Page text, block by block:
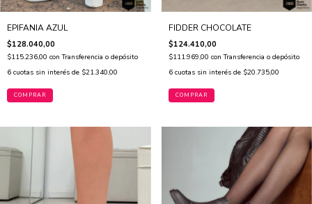
EPIFANIA AZUL
$128.040,00
$115.236,00 con Transferencia o depósito
6 cuotas sin interés de $21.340,00
COMPRAR
FIDDER CHOCOLATE
$124.410,00
$111.969,00 con Transferencia o depósito
6 cuotas sin interés de $20.735,00
COMPRAR